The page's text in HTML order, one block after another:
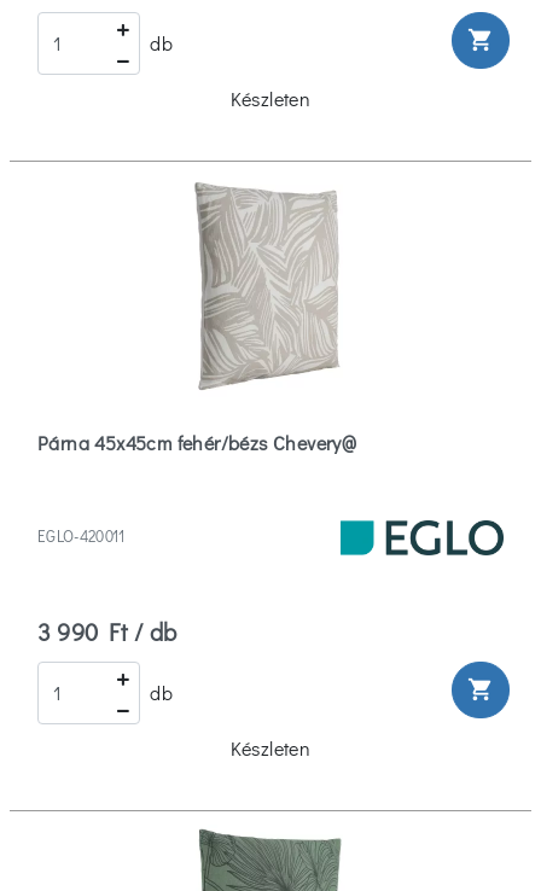
db shopping_cart
Készleten
Párna 45x45cm fehér/bézs Chevery@
EGLO-420011
3 990 Ft / db
db shopping_cart
Készleten